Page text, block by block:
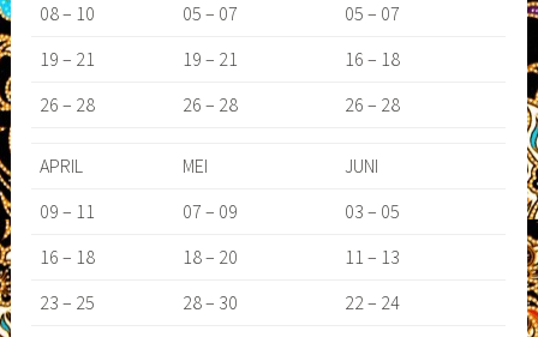
08 – 10
05 – 07
05 – 07
19 – 21
19 – 21
16 – 18
26 – 28
26 – 28 26 – 28
APRIL MEI
JUNI
09 – 11
07 – 09
03 – 05
16 – 18
18 – 20
11 – 13
23 – 25
28 – 30 22 – 24